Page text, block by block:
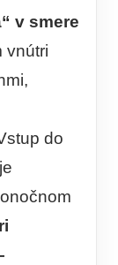
v smere
vnútri
do